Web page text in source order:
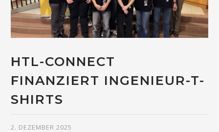
HTL-CONNECT
FINANZIERT INGENIEUR-T-
SHIRTS
2. DEZEMBER 2025